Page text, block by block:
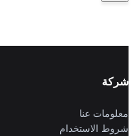
شركة
معلومات عنا
شروط الاستخدام